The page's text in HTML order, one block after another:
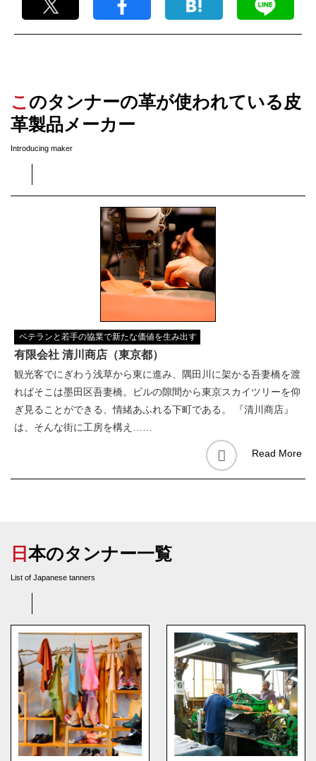
このタンナーの革が使われている皮
革製品メーカー
Introducing maker
ベテランと若手の協業で新たな価値を生み出す
有限会社 清川商店（東京都）
観光客でにぎわう浅草から東に進み、隅田川に架かる吾妻橋を渡
ればそこは墨田区吾妻橋。ビルの隙間から東京スカイツリーを仰
ぎ見ることができる、情緒あふれる下町である。 『清川商店』
は、そんな街に工房を構え……
Read More
日本のタンナー一覧
List of Japanese tanners